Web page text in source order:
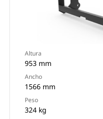
Altura
953 mm
Ancho
1566 mm
Peso
324 kg